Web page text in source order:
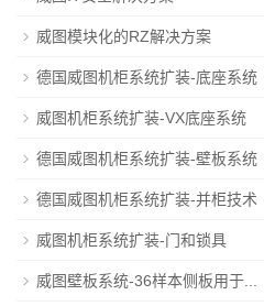
威图模块化的RZ解决方案
德国威图机柜系统扩装-底座系统
威图机柜系统扩装-VX底座系统
德国威图机柜系统扩装-壁板系统
德国威图机柜系统扩装-并柜技术
威图机柜系统扩装-门和锁具
威图壁板系统-36样本侧板用于...